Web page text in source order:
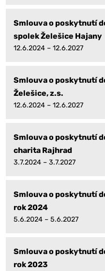
Smlouva o poskytnutí
spolek Želešice Hajany
12.6.2024 – 12.6.2027
Smlouva o poskytnutí
Želešice, z.s.
12.6.2024 – 12.6.2027
Smlouva o poskytnutí
charita Rajhrad
3.7.2024 – 3.7.2027
Smlouva o poskytnutí
rok 2024
5.6.2024 – 5.6.2027
Smlouva o poskytnutí
rok 2023